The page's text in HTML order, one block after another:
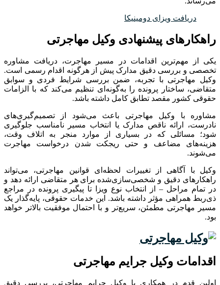
دریافت ویزای دومینیکا
راهکارهای پیشنهادی وکیل مهاجرتی
یکی از مهم‌ترین اقدامات در مسیر مهاجرت، دریافت مشاوره
تخصصی و بررسی دقیق مدارک پیش از هرگونه اقدام رسمی است.
وکیل مهاجرتی با تجربه، ضمن بررسی شرایط فردی و سوابق
متقاضی، ساختار پرونده را به‌گونه‌ای تنظیم می‌کند که با الزامات
حقوقی کشور مقصد تطابق کامل داشته باشد.
مشاوره با وکیل مهاجرتی باعث می‌شود از تصمیم‌گیری‌های
نادرست، ارائه ناقص مدارک یا انتخاب مسیر نامناسب جلوگیری
شود؛ مسائلی که در بسیاری از موارد منجر به اتلاف وقت،
هزینه‌های مضاعف و حتی ریجکت شدن درخواست مهاجرت
می‌شوند.
وکیل با آگاهی از تغییرات لحظه‌ای قوانین مهاجرتی، می‌تواند
راهکارهای دقیق و شخصی‌سازی‌شده برای هر متقاضی ارائه دهد و
در تمام مراحل – از انتخاب نوع ویزا تا پیگیری پرونده در مراجع
ذی‌ربط همراهی مؤثر داشته باشد.
این خدمات حقوقی، پایه‌گذار یک
مسیر مهاجرتی مطمئن، سریع‌تر و با احتمال موفقیت بالاتر خواهد
بود.
اقدامات وکیل جرایم مهاجرتی
اولین قدم در همکاری با وکیل جرایم مهاجرتی، بررسی دقیق